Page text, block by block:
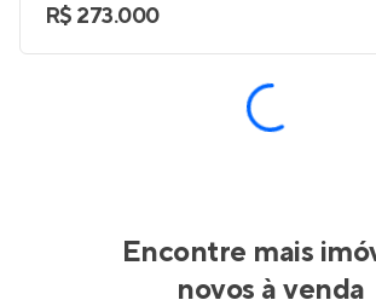
R$ 273.000